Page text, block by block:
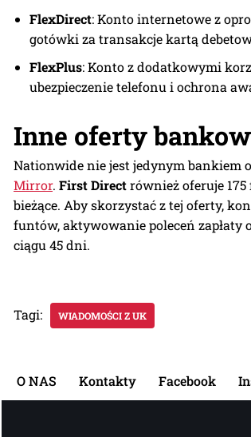
FlexDirect: Konto internetowe z
gotówki za transakcje kartą
FlexPlus: Konto z dodatkowymi
ubezpieczenie telefonu i ochrona
Inne oferty
Nationwide nie jest jedynym bankiem
Mirror. First Directrównież oferuje
bieżące. Aby skorzystać z tej oferty,
funtów, aktywowanie poleceń
ciągu 45 dni.
Tagi: WIADOMOŚCI Z UK
O NAS Kontakty Facebook